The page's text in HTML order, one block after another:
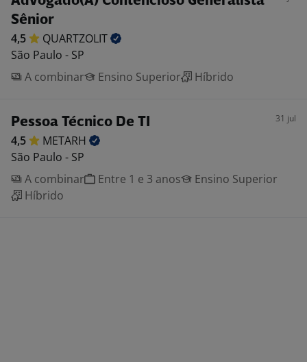
Sênior
4,5
QUARTZOLIT
São Paulo - SP
A combinar
Ensino Superior Híbrido
Pessoa Técnico De TI 31 jul
4,5
METARH
São Paulo - SP
A combinar
Entre 1 e 3 anos
Ensino Superior
Híbrido